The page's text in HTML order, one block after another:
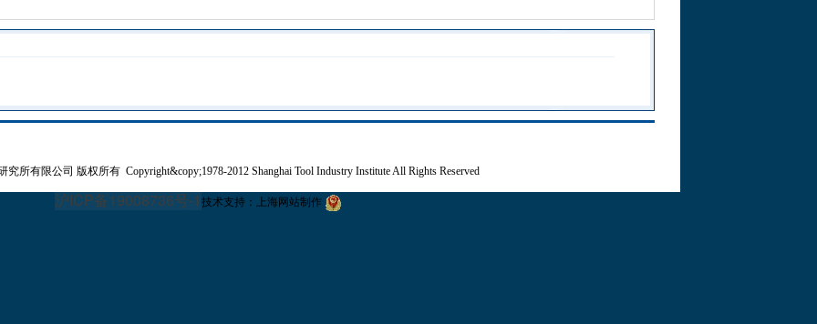
究所有限公司 版权所有 Copyright&copy;1978-2012 Shanghai Tool Industry Institute All Rights Reserved
沪ICP备19008736号-1 技术支持： 上海网站制作